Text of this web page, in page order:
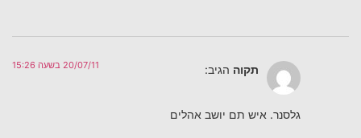
תקוה הגיב: 20/07/11 בשעה 15:26
גלסנר. איש תם יושב אהלים